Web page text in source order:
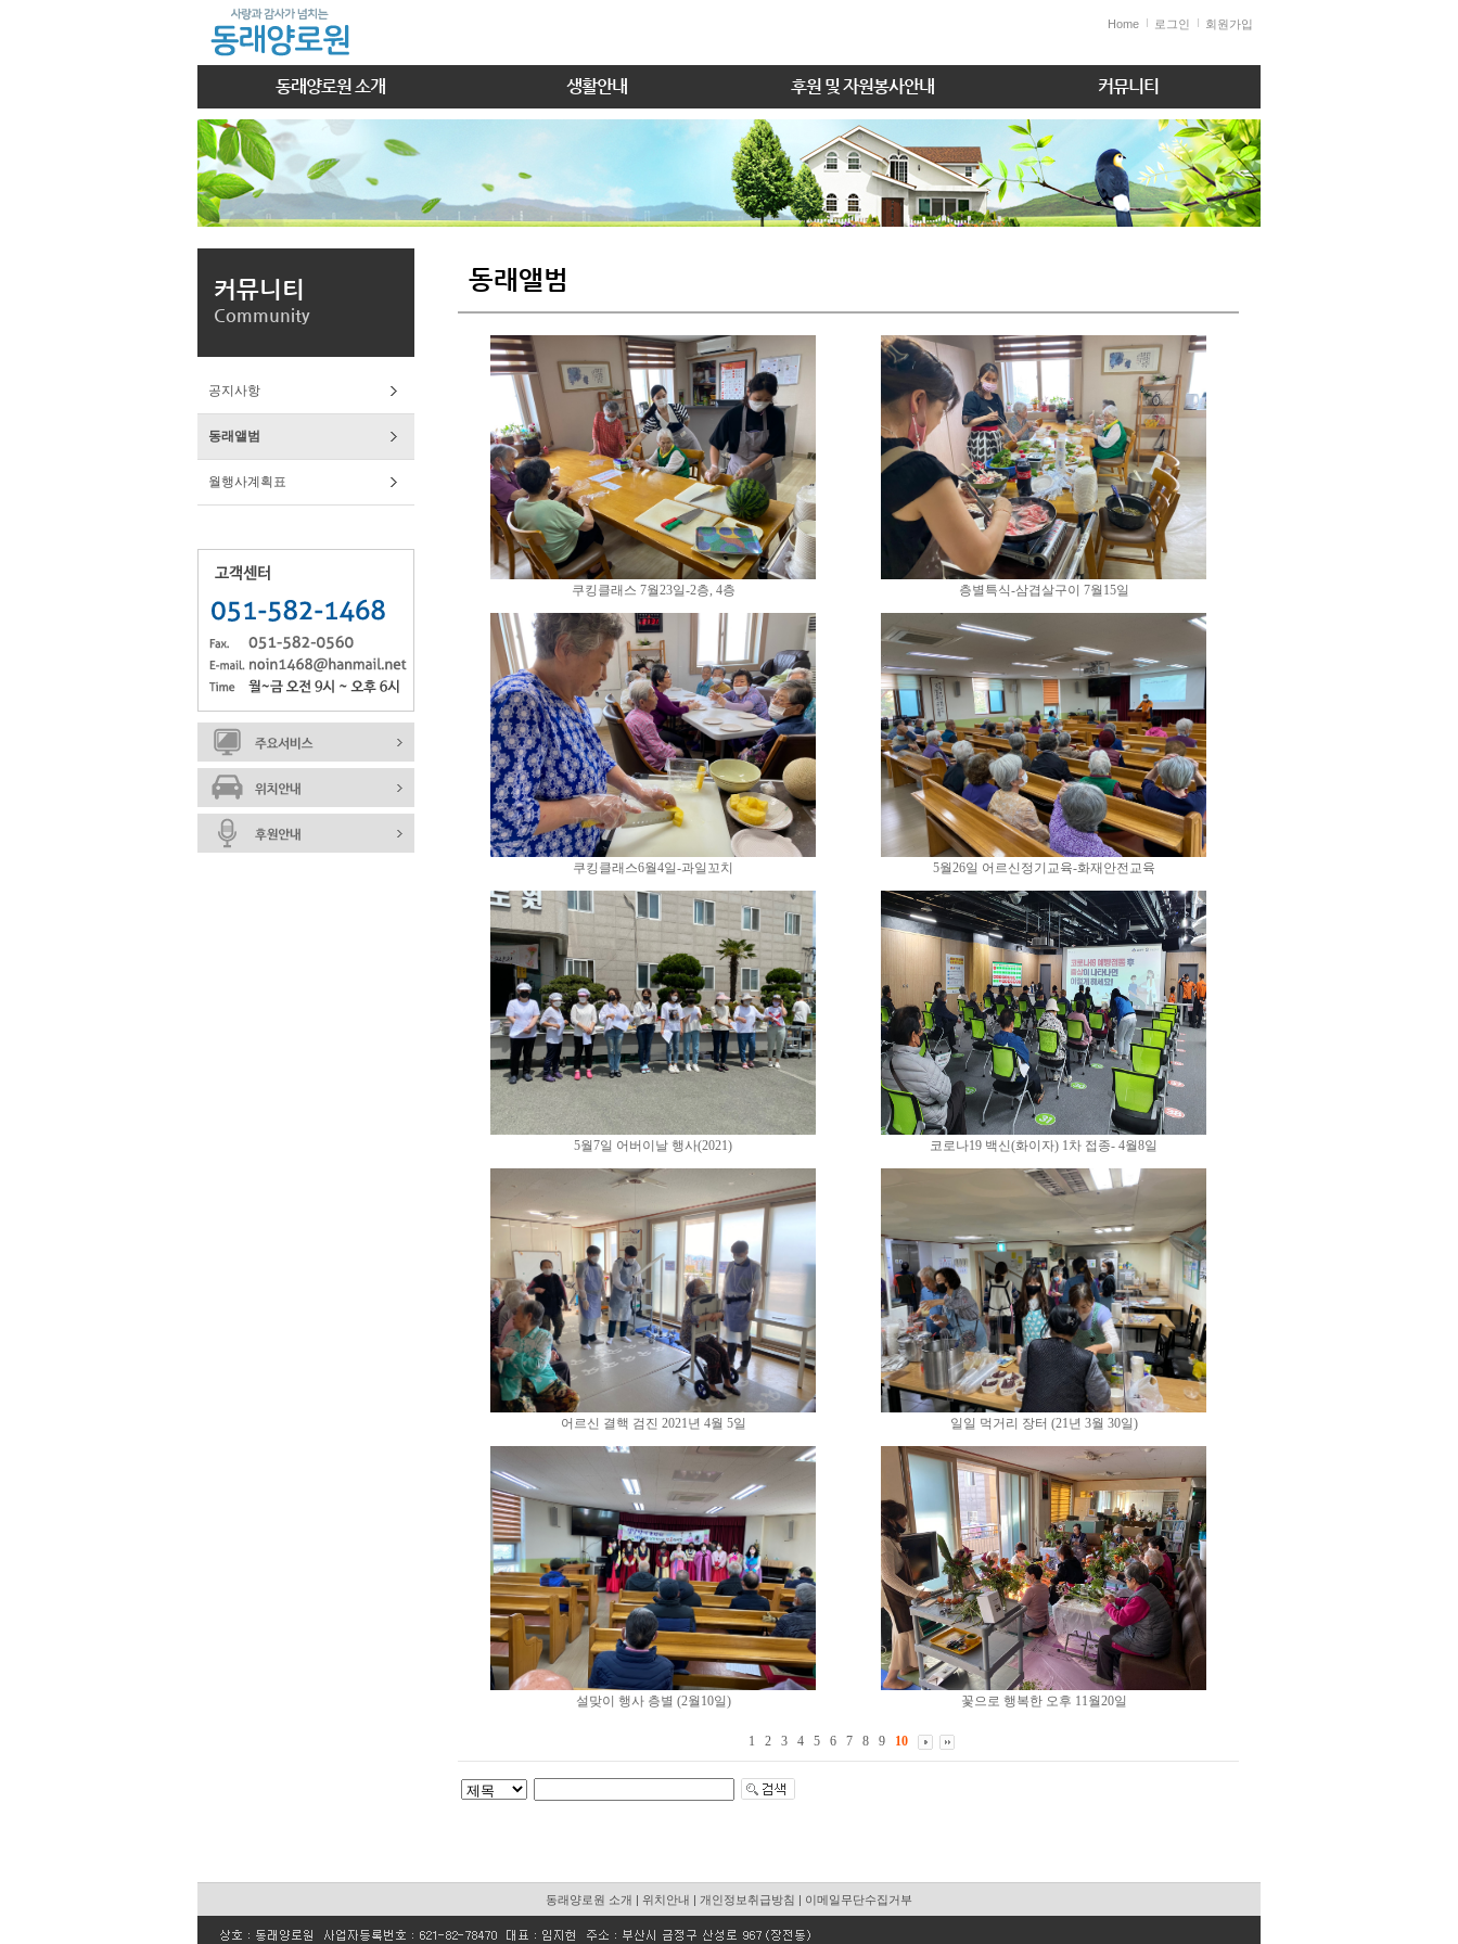
Home 로그인 회원가입
동래양로원 소개 생활안내 후원 및 자원봉사안내 커뮤니티
커뮤니티
Community
공지사항
동래앨범
월행사계획표
동래앨범
쿠킹클래스 7월23일-2층, 4층 층별특식-삼겹살구이 7월15일
쿠킹클래스6월4일-과일꼬치 5월26일 어르신정기교육-화재안전교육
5월7일 어버이날 행사(2021) 코로나19 백신(화이자) 1차 접종- 4월8일
어르신 결핵 검진 2021년 4월 5일 일일 먹거리 장터 (21년 3월 30일)
설맞이 행사 층별 (2월10일) 꽃으로 행복한 오후 11월20일
1 2 3 4 5 6 7 8 9 10
동래양로원 소개 | 위치안내 | 개인정보취급방침 | 이메일무단수집거부